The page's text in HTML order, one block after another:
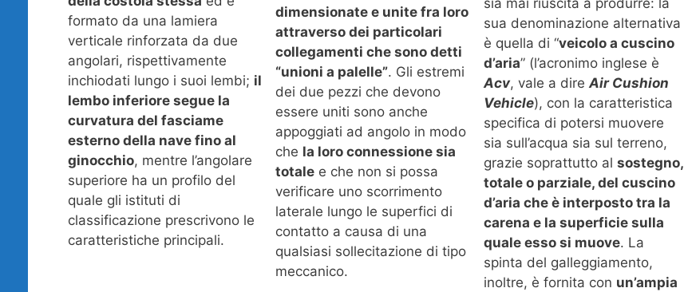
dimensionate e unite fra loro
attraverso dei particolari
collegamenti che sono detti
“unioni a palelle”. Gli estremi
dei due pezzi che devono
essere uniti sono anche
appoggiati ad angolo in modo
che la loro connessione sia
totale e che non si possa
verificare uno scorrimento
laterale lungo le superfici di
contatto a causa di una
qualsiasi sollecitazione di tipo
meccanico.
formato da una lamiera
verticale rinforzata da due
angolari, rispettivamente
inchiodati lungo i suoi lembi; il
lembo inferiore segue la
curvatura del fasciame
esterno della nave fino al
ginocchio, mentre l’angolare
superiore ha un profilo del
quale gli istituti di
classificazione prescrivono le
caratteristiche principali.
sia mai riuscita a produrre: la
sua denominazione alternativa
è quella di “veicolo a cuscino
d’aria” (l’acronimo inglese è
Acv, vale a direAir Cushion
Vehicle), con la caratteristica
specifica di potersi muovere
sia sull’acqua sia sul terreno,
grazie soprattutto alsostegno,
totale o parziale, del cuscino
d’aria che è interposto tra la
carena e la superficie sulla
quale esso si muove. La
spinta del galleggiamento,
inoltre, è fornita con un’ampia